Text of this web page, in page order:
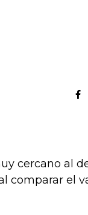
cercano al
comparar el